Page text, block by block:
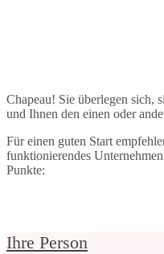
Chapeau! Sie überlegen sich,
und Ihnen den einen oder
Für einen guten Start
funktionierendes
Punkte:
Ihre Person